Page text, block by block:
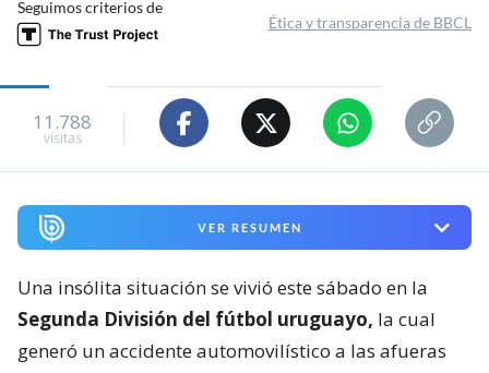
Seguimos criterios de
Ética y transparencia de BBCL
11.788
visitas
VER RESUMEN
Una insólita situación se vivió este sábado en la
Segunda División del fútbol uruguayo, la cual
generó un accidente automovilístico a las afueras